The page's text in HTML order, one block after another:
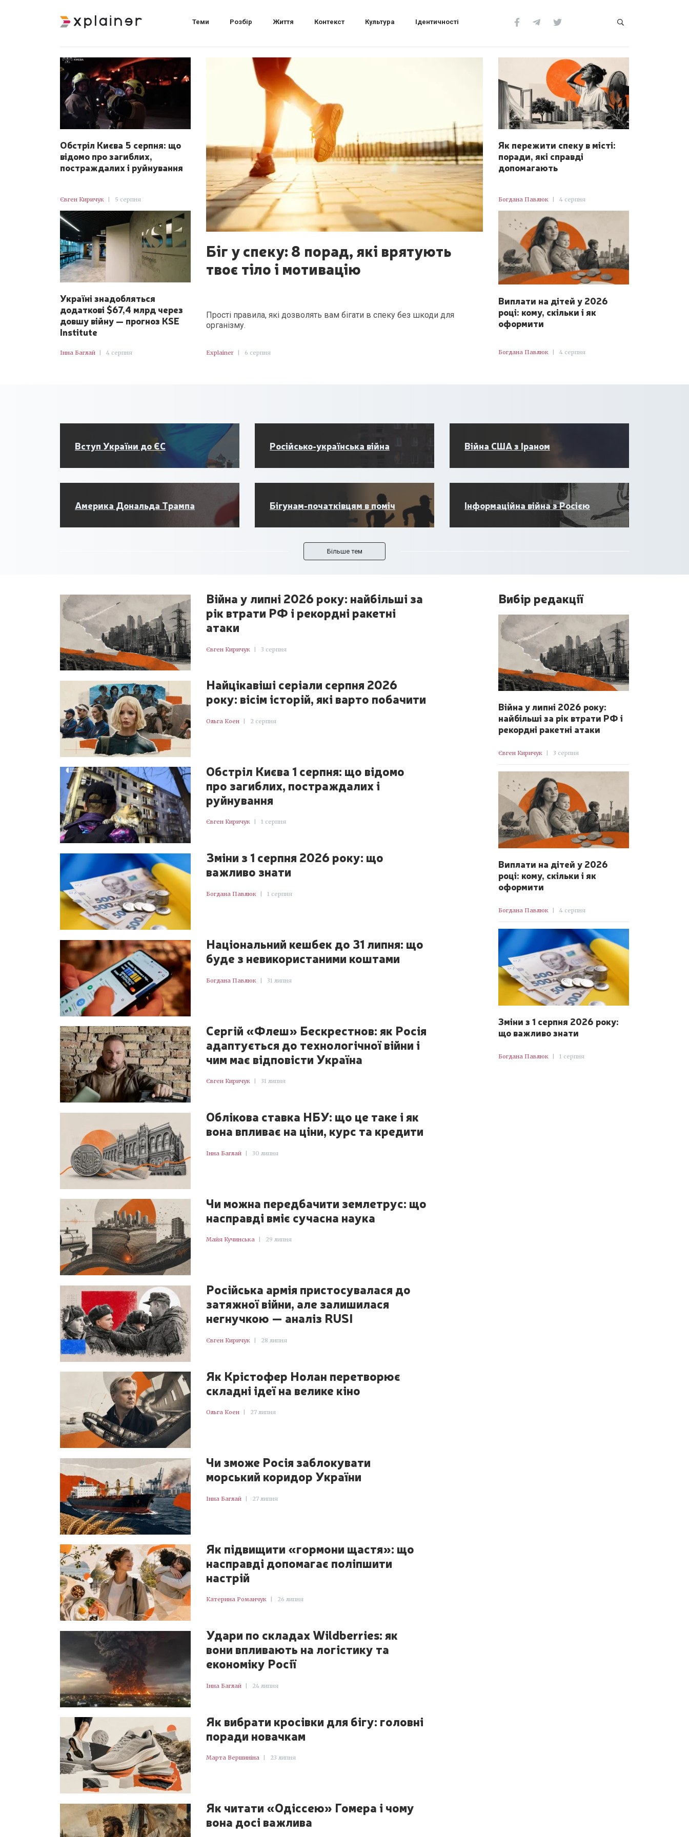
Теми Розбір Життя Контекст Культура Ідентичності
Обстріл Києва 5 серпня: що
відомо про загиблих,
постраждалих і руйнування
Євген Киричук | 5 серпня
Україні знадобляться
додаткові $67,4 млрд через
довшу війну — прогноз KSE
Institute
Інна Баглай | 4 серпня
Біг у спеку: 8 порад, які врятують
твоє тіло і мотивацію
Прості правила, які дозволять вам бігати в спеку без шкоди для
організму.
Explainer | 6 серпня
Як пережити спеку в місті:
поради, які справді
допомагають
Богдана Павлюк | 4 серпня
Виплати на дітей у 2026
році: кому, скільки і як
оформити
Богдана Павлюк 4 серпня
Вступ України до ЄС Російсько-українська війна Війна США з Іраном
Америка Дональда Трампа Бігунам-початківцям в поміч Інформаційна війна з Росією
Більше тем
Війна у липні 2026 року: найбільші за
рік втрати РФ і рекордні ракетні
атаки
Євген Киричук | 3 серпня
Найцікавіші серіали серпня 2026
року: вісім історій, які варто побачити
Ольга Коен 2 серпня
Обстріл Києва 1 серпня: що відомо
про загиблих, постраждалих і
руйнування
Євген Киричук 1 серпня
Зміни з 1 серпня 2026 року: що
важливо знати
Богдана Павлюк 1 серпня
Національний кешбек до 31 липня: що
буде з невикористаними коштами
Богдана Павлюк | 31 липня
Сергій «Флеш» Бескрестнов: як Росія
адаптується до технологічної війни і
чим має відповісти Україна
Євген Киричук 31 липня
Облікова ставка НБУ: що це таке і як
вона впливає на ціни, курс та кредити
Інна Баглай | 30 липня
Чи можна передбачити землетрус: що
насправді вміє сучасна наука
Майя Кучинська 29 липня
Російська армія пристосувалася до
затяжної війни, але залишилася
негнучкою — аналіз RUSI
Євген Киричук | 28 липня
Як Крістофер Нолан перетворює
складні ідеї на велике кіно
Ольга Коен 27 липня
Чи зможе Росія заблокувати
морський коридор України
Інна Баглай | 27 липня
Як підвищити «гормони щастя»: що
насправді допомагає поліпшити
настрій
Катерина Романчук 26 липня
Удари по складах Wildberries: як
вони впливають на логістику та
економіку Росії
Інна Баглай | 24 липня
Як вибрати кросівки для бігу: головні
поради новачкам
Марта Вершиніна 23 липня
Як читати «Одіссею» Гомера і чому
вона досі важлива
Вибір редакції
Війна у липні 2026 року:
найбільші за рік втрати РФ і
рекордні ракетні атаки
Євген Киричук 3 серпня
Виплати на дітей у 2026
році: кому, скільки і як
оформити
Богдана Павлюк 4 серпня
Зміни з 1 серпня 2026 року:
що важливо знати
Богдана Павлюк 1 серпня